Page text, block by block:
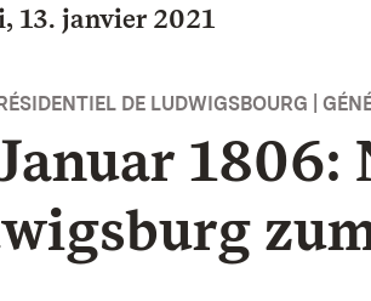
13. janvier 2021
DE LUDWIGSBOURG |
1806: